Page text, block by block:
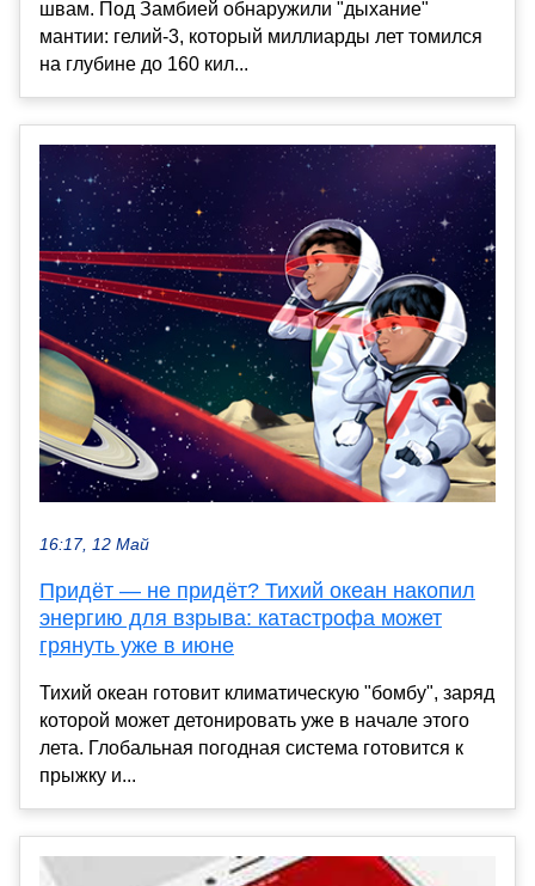
швам. Под Замбией обнаружили "дыхание"
мантии: гелий-3, который миллиарды лет томился
на глубине до 160 кил...
16:17, 12 Май
Придёт — не придёт? Тихий океан накопил
энергию для взрыва: катастрофа может
грянуть уже в июне
Тихий океан готовит климатическую "бомбу", заряд
которой может детонировать уже в начале этого
лета. Глобальная погодная система готовится к
прыжку и...